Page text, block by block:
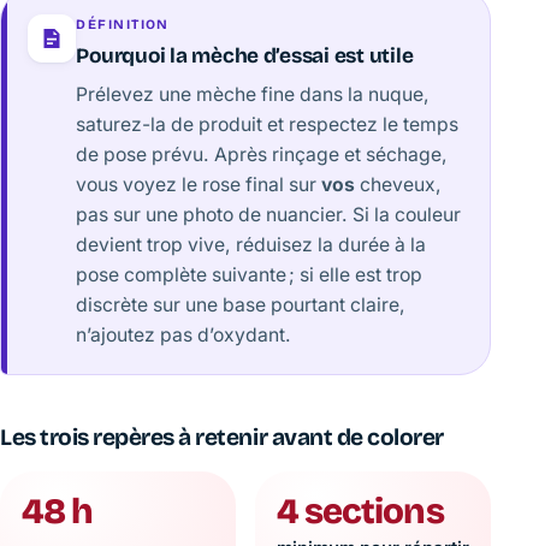
DÉFINITION
Pourquoi la mèche d’essai est utile
Prélevez une mèche fine dans la nuque,
saturez-la de produit et respectez le temps
de pose prévu. Après rinçage et séchage,
vous voyez le rose final survos cheveux,
pas sur une photo de nuancier. Si la couleur
devient trop vive, réduisez la durée à la
pose complète suivante ; si elle est trop
discrète sur une base pourtant claire,
n’ajoutez pas d’oxydant.
Les trois repères à retenir avant de colorer
48 h 4 sections